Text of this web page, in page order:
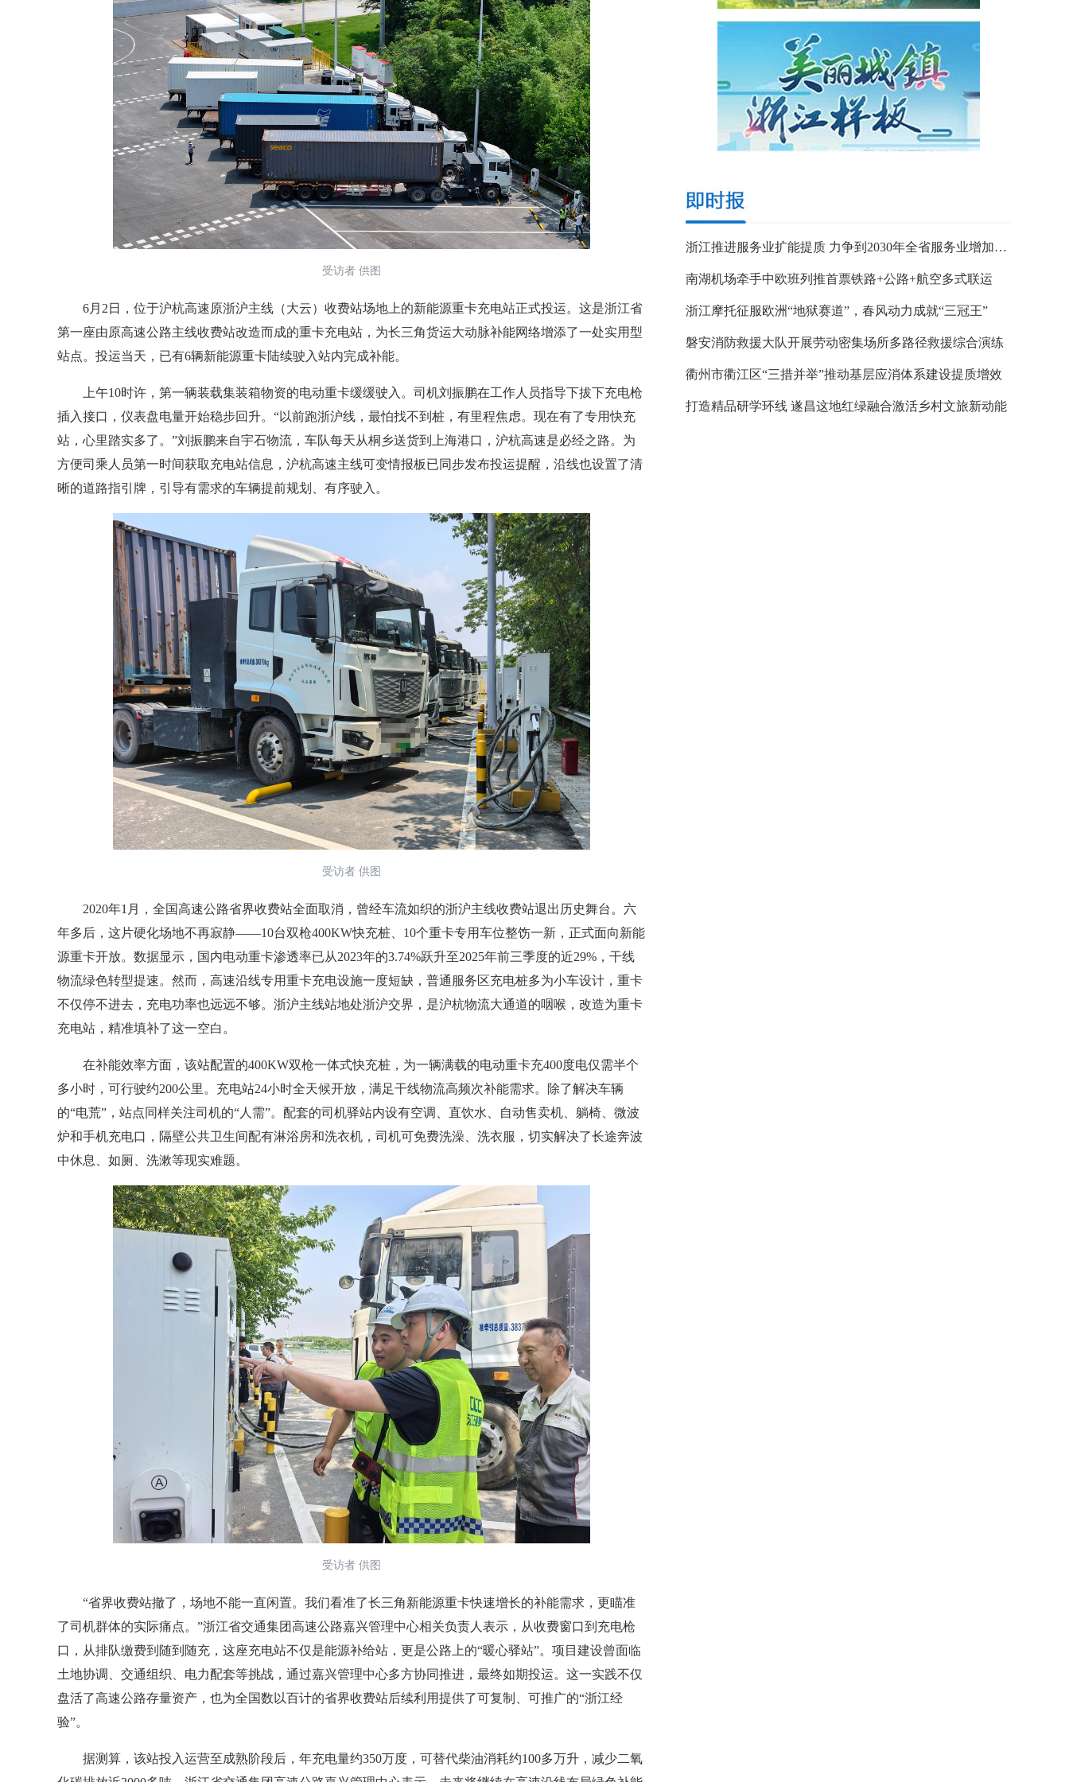
受访者 供图
6月2日，位于沪杭高速原浙沪主线（大云）收费站场地上的新能源重卡充电站正式投运。这是浙江省
第一座由原高速公路主线收费站改造而成的重卡充电站，为长三角货运大动脉补能网络增添了一处实用型
站点。投运当天，已有6辆新能源重卡陆续驶入站内完成补能。
上午10时许，第一辆装载集装箱物资的电动重卡缓缓驶入。司机刘振鹏在工作人员指导下拔下充电枪
插入接口，仪表盘电量开始稳步回升。“以前跑浙沪线，最怕找不到桩，有里程焦虑。现在有了专用快充
站，心里踏实多了。”刘振鹏来自宇石物流，车队每天从桐乡送货到上海港口，沪杭高速是必经之路。为
方便司乘人员第一时间获取充电站信息，沪杭高速主线可变情报板已同步发布投运提醒，沿线也设置了清
晰的道路指引牌，引导有需求的车辆提前规划、有序驶入。
受访者 供图
2020年1月，全国高速公路省界收费站全面取消，曾经车流如织的浙沪主线收费站退出历史舞台。六
年多后，这片硬化场地不再寂静——10台双枪400KW快充桩、10个重卡专用车位整饬一新，正式面向新能
源重卡开放。数据显示，国内电动重卡渗透率已从2023年的3.74%跃升至2025年前三季度的近29%，干线
物流绿色转型提速。然而，高速沿线专用重卡充电设施一度短缺，普通服务区充电桩多为小车设计，重卡
不仅停不进去，充电功率也远远不够。浙沪主线站地处浙沪交界，是沪杭物流大通道的咽喉，改造为重卡
充电站，精准填补了这一空白。
在补能效率方面，该站配置的400KW双枪一体式快充桩，为一辆满载的电动重卡充400度电仅需半个
多小时，可行驶约200公里。充电站24小时全天候开放，满足干线物流高频次补能需求。除了解决车辆
的“电荒”，站点同样关注司机的“人需”。配套的司机驿站内设有空调、直饮水、自动售卖机、躺椅、微波
炉和手机充电口，隔壁公共卫生间配有淋浴房和洗衣机，司机可免费洗澡、洗衣服，切实解决了长途奔波
中休息、如厕、洗漱等现实难题。
受访者 供图
“省界收费站撤了，场地不能一直闲置。我们看准了长三角新能源重卡快速增长的补能需求，更瞄准
了司机群体的实际痛点。”浙江省交通集团高速公路嘉兴管理中心相关负责人表示，从收费窗口到充电枪
口，从排队缴费到随到随充，这座充电站不仅是能源补给站，更是公路上的“暖心驿站”。项目建设曾面临
土地协调、交通组织、电力配套等挑战，通过嘉兴管理中心多方协同推进，最终如期投运。这一实践不仅
盘活了高速公路存量资产，也为全国数以百计的省界收费站后续利用提供了可复制、可推广的“浙江经
验”。
据测算，该站投入运营至成熟阶段后，年充电量约350万度，可替代柴油消耗约100多万升，减少二氧
浙江推进服务业扩能提质 力争到2030年全省服务业增加值突破7万亿元
南湖机场牵手中欧班列推首票铁路+公路+航空多式联运
浙江摩托征服欧洲“地狱赛道”，春风动力成就“三冠王”
磐安消防救援大队开展劳动密集场所多路径救援综合演练
衢州市衢江区“三措并举”推动基层应消体系建设提质增效
打造精品研学环线 遂昌这地红绿融合激活乡村文旅新动能